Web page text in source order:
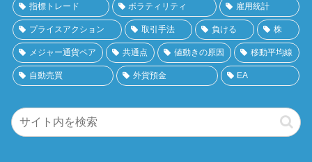
指標トレード ボラティリティ 雇用統計
プライスアクション 取引手法 負ける 株
メジャー通貨ペア 共通点 値動きの原因 移動平均線
自動売買 外貨預金 EA